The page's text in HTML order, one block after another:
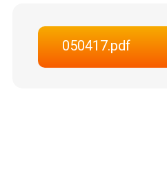
050417.pdf